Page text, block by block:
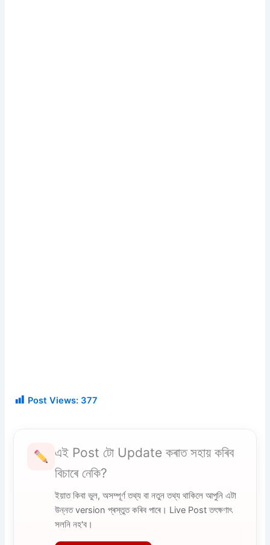
Post Views: 377
এই Post টো Update কৰাত সহায় কৰিব
বিচাৰে নেকি?
ইয়াত কিবা ভুল, অসম্পূৰ্ণ তথ্য বা নতুন তথ্য থাকিলে আপুনি এটা
উন্নত version প্ৰস্তুত কৰিব পাৰে। Live Post তৎক্ষণাৎ
সলনি নহ'ব।